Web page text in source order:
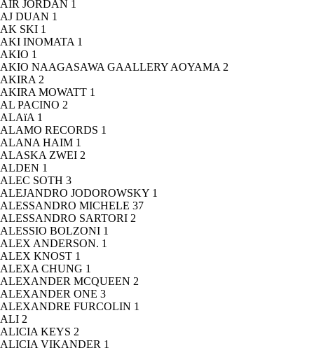
AIR JORDAN 1
AJ DUAN 1
AK SKI 1
AKI INOMATA 1
AKIO 1
AKIO NAAGASAWA GAALLERY AOYAMA 2
AKIRA 2
AKIRA MOWATT 1
AL PACINO 2
ALAïA 1
ALAMO RECORDS 1
ALANA HAIM 1
ALASKA ZWEI 2
ALDEN 1
ALEC SOTH 3
ALEJANDRO JODOROWSKY 1
ALESSANDRO MICHELE 37
ALESSANDRO SARTORI 2
ALESSIO BOLZONI 1
ALEX ANDERSON. 1
ALEX KNOST 1
ALEXA CHUNG 1
ALEXANDER MCQUEEN 2
ALEXANDER ONE 3
ALEXANDRE FURCOLIN 1
ALI 2
ALICIA KEYS 2
ALICIA VIKANDER 1